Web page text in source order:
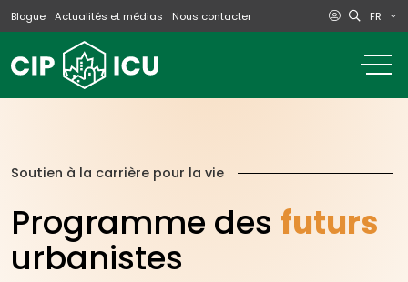
Blogue Actualités et médias Nous contacter FR
Soutien à la carrière pour la vie
Programme des futurs
urbanistes